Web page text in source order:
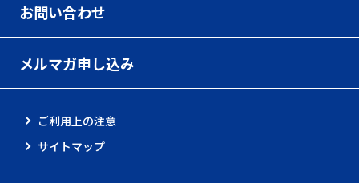
お問い合わせ
メルマガ申し込み
ご利用上の注意
サイトマップ